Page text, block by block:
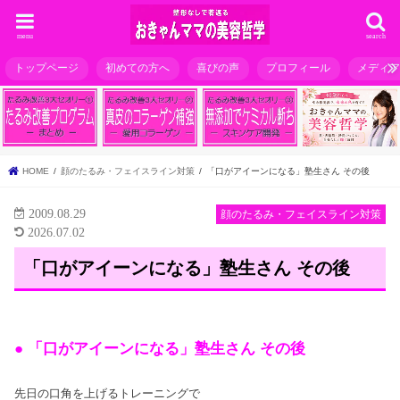
search
menu
トップページ 初めての方へ 喜びの声 プロフィール メディ
HOME 顔のたるみ・フェイスライン対策 「口がアイーンになる」塾生さん その後
顔のたるみ・フェイスライン対策
2009.08.29
2026.07.02
「口がアイーンになる」塾生さん その後
● 「口がアイーンになる」塾生さん その後
先日の口角を上げるトレーニングで